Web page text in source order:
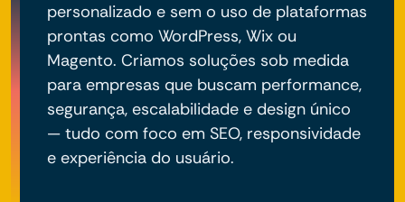
personalizado e sem o uso de plataformas
prontas como WordPress, Wix ou
Magento. Criamos soluções sob medida
para empresas que buscam performance,
segurança, escalabilidade e design único
— tudo com foco em SEO, responsividade
e experiência do usuário.